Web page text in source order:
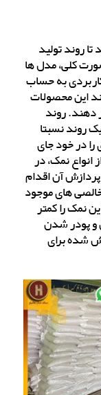
روند تولید
کلی، مدل ها
به حساب
این محصولات
دهند. روند
روند نسبتا
را در خود جای
انواع نمک، در
آن اقدام
های موجود
نمک را کمتر
و پودر شدن
شده برای